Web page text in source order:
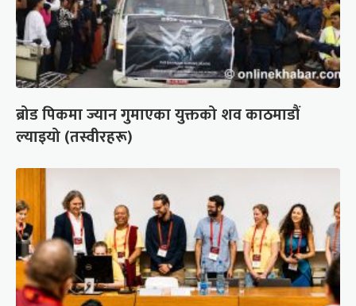
ब्रोड पिकमा ज्यान गुमाएका युक्तको शव काठमाडौं
ल्याइयो (तस्वीरहरू)